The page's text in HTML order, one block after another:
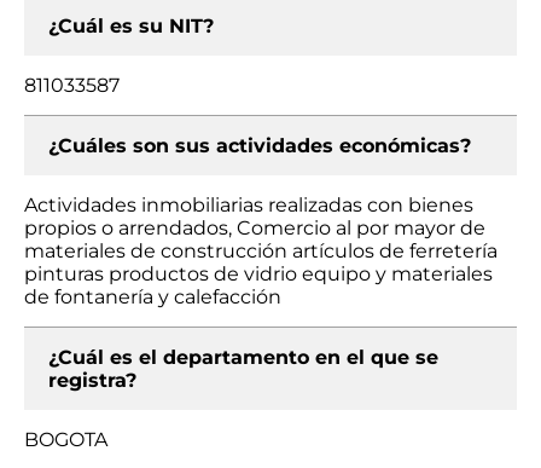
¿Cuál es su NIT?
811033587
¿Cuáles son sus actividades económicas?
Actividades inmobiliarias realizadas con bienes
propios o arrendados, Comercio al por mayor de
materiales de construcción artículos de ferretería
pinturas productos de vidrio equipo y materiales
de fontanería y calefacción
¿Cuál es el departamento en el que se
registra?
BOGOTA